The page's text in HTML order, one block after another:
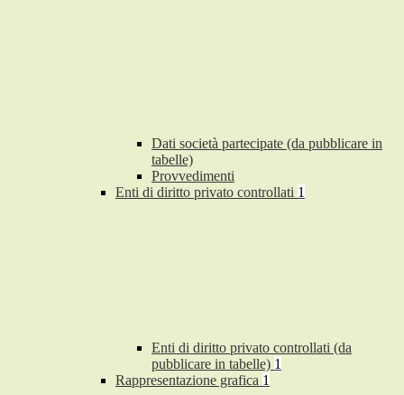
Dati società partecipate (da pubblicare in
tabelle)
Provvedimenti
Enti di diritto privato controllati 1
Enti di diritto privato controllati (da
pubblicare in tabelle) 1
Rappresentazione grafica 1